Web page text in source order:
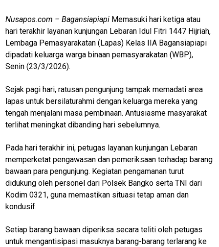
Nusapos.com – Bagansiapiapi Memasuki hari ketiga atau
hari terakhir layanan kunjungan Lebaran Idul Fitri 1447 Hijriah,
Lembaga Pemasyarakatan (Lapas) Kelas IIA Bagansiapiapi
dipadati keluarga warga binaan pemasyarakatan (WBP),
Senin (23/3/2026).
Sejak pagi hari, ratusan pengunjung tampak memadati area
lapas untuk bersilaturahmi dengan keluarga mereka yang
tengah menjalani masa pembinaan. Antusiasme masyarakat
terlihat meningkat dibanding hari sebelumnya.
Pada hari terakhir ini, petugas layanan kunjungan Lebaran
memperketat pengawasan dan pemeriksaan terhadap barang
bawaan para pengunjung. Kegiatan pengamanan turut
didukung oleh personel dari Polsek Bangko serta TNI dari
Kodim 0321, guna memastikan situasi tetap aman dan
kondusif.
Setiap barang bawaan diperiksa secara teliti oleh petugas
untuk mengantisipasi masuknya barang-barang terlarang ke